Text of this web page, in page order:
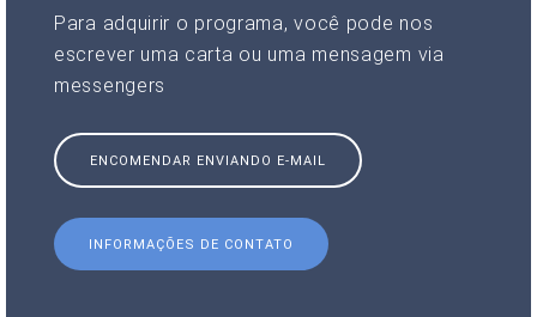
Para adquirir o programa, você pode nos
escrever uma carta ou uma mensagem via
messengers
ENCOMENDAR ENVIANDO E-MAIL
INFORMAÇÕES DE CONTATO